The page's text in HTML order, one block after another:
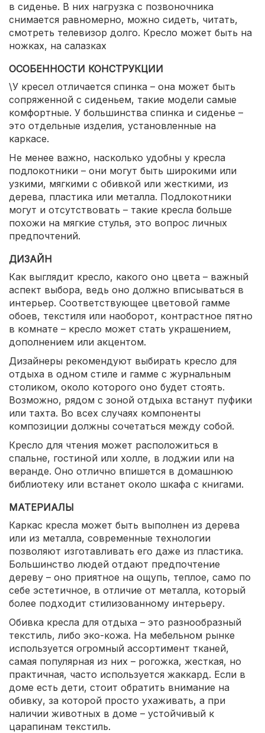
в сиденье. В них нагрузка с позвоночника
снимается равномерно, можно сидеть, читать,
смотреть телевизор долго. Кресло может быть на
ножках, на салазках
ОСОБЕННОСТИ КОНСТРУКЦИИ
\У кресел отличается спинка – она может быть
сопряженной с сиденьем, такие модели самые
комфортные. У большинства спинка и сиденье –
это отдельные изделия, установленные на
каркасе.
Не менее важно, насколько удобны у кресла
подлокотники – они могут быть широкими или
узкими, мягкими с обивкой или жесткими, из
дерева, пластика или металла. Подлокотники
могут и отсутствовать – такие кресла больше
похожи на мягкие стулья, это вопрос личных
предпочтений.
ДИЗАЙН
Как выглядит кресло, какого оно цвета – важный
аспект выбора, ведь оно должно вписываться в
интерьер. Соответствующее цветовой гамме
обоев, текстиля или наоборот, контрастное пятно
в комнате – кресло может стать украшением,
дополнением или акцентом.
Дизайнеры рекомендуют выбирать кресло для
отдыха в одном стиле и гамме с журнальным
столиком, около которого оно будет стоять.
Возможно, рядом с зоной отдыха встанут пуфики
или тахта. Во всех случаях компоненты
композиции должны сочетаться между собой.
Кресло для чтения может расположиться в
спальне, гостиной или холле, в лоджии или на
веранде. Оно отлично впишется в домашнюю
библиотеку или встанет около шкафа с книгами.
МАТЕРИАЛЫ
Каркас кресла может быть выполнен из дерева
или из металла, современные технологии
позволяют изготавливать его даже из пластика.
Большинство людей отдают предпочтение
дереву – оно приятное на ощупь, теплое, само по
себе эстетичное, в отличие от металла, который
более подходит стилизованному интерьеру.
Обивка кресла для отдыха – это разнообразный
текстиль, либо эко-кожа. На мебельном рынке
используется огромный ассортимент тканей,
самая популярная из них – рогожка, жесткая, но
практичная, часто используется жаккард. Если в
доме есть дети, стоит обратить внимание на
обивку, за которой просто ухаживать, а при
наличии животных в доме – устойчивый к
царапинам текстиль.